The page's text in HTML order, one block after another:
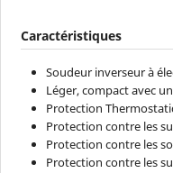
Caractéristiques
Soudeur inverseur à
Léger, compact avec
Protection
Protection contre les
Protection contre les
Protection contre les